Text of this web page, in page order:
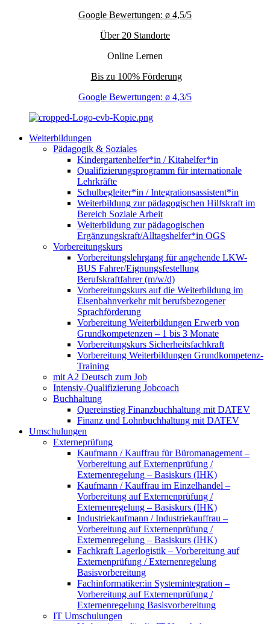
Google Bewertungen: ø 4,5/5
Über 20 Standorte
Online Lernen
Bis zu 100% Förderung
Google Bewertungen: ø 4,3/5
Weiterbildungen
Pädagogik & Soziales
Kindergartenhelfer*in / Kitahelfer*in
Qualifizierungsprogramm für internationale
Lehrkräfte
Schulbegleiter*in / Integrationsassistent*in
Weiterbildung zur pädagogischen Hilfskraft im
Bereich Soziale Arbeit
Weiterbildung zur pädagogischen
Ergänzungskraft/Alltagshelfer*in OGS
Vorbereitungskurs
Vorbereitungslehrgang für angehende LKW-
BUS Fahrer/Eignungsfestellung
Berufskraftfahrer (m/w/d)
Vorbereitungskurs auf die Weiterbildung im
Eisenbahnverkehr mit berufsbezogener
Sprachförderung
Vorbereitung Weiterbildungen Erwerb von
Grundkompetenzen – 1 bis 3 Monate
Vorbereitungskurs Sicherheitsfachkraft
Vorbereitung Weiterbildungen Grundkompetenz-
Training
mit A2 Deutsch zum Job
Intensiv-Qualifizierung Jobcoach
Buchhaltung
Quereinstieg Finanzbuchhaltung mit DATEV
Finanz und Lohnbuchhaltung mit DATEV
Umschulungen
Externeprüfung
Kaufmann / Kauffrau für Büromanagement –
Vorbereitung auf Externenprüfung /
Externenregelung – Basiskurs (IHK)
Kaufmann / Kauffrau im Einzelhandel –
Vorbereitung auf Externenprüfung /
Externenregelung – Basiskurs (IHK)
Industriekaufmann / Industriekauffrau –
Vorbereitung auf Externenprüfung /
Externenregelung – Basiskurs (IHK)
Fachkraft Lagerlogistik – Vorbereitung auf
Externenprüfung / Externenregelung
Basisvorbereitung
Fachinformatiker:in Systemintegration –
Vorbereitung auf Externenprüfung /
Externenregelung Basisvorbereitung
IT Umschulungen